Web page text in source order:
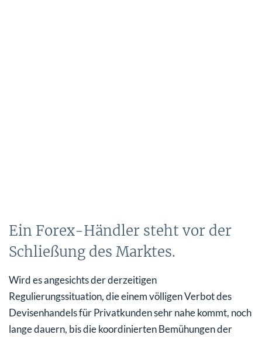
Ein Forex-Händler steht vor der
Schließung des Marktes.
Wird es angesichts der derzeitigen
Regulierungssituation, die einem völligen Verbot des
Devisenhandels für Privatkunden sehr nahe kommt, noch
lange dauern, bis die koordinierten Bemühungen der